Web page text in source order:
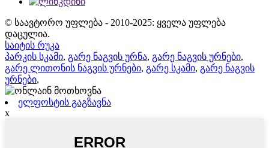
© საავტორო უფლება - 2010-2025: ყველა უფლება
დაცულია.
საიტის რუკა
პარკის სკამი, გარე ნაგვის ურნა, გარე ნაგვის ურნები,
გარე ლითონის ნაგვის ურნები, გარე სკამი, გარე ნაგვის
ურნები,
ელფოსტის გაგზავნა
x